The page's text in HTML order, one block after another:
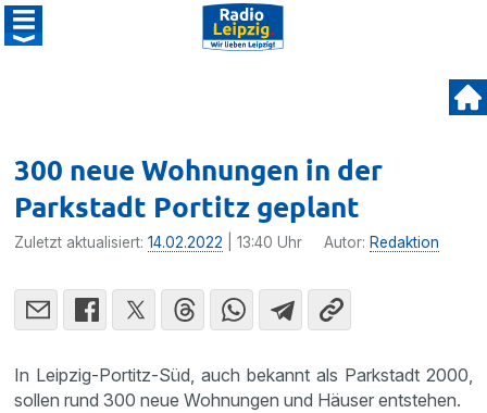
300 neue Wohnungen in der
Parkstadt Portitz geplant
Zuletzt aktualisiert:14.02.2022 | 13:40 Uhr Autor: Redaktion
In Leipzig-Portitz-Süd, auch bekannt als Parkstadt 2000,
sollen rund 300 neue Wohnungen und Häuser entstehen.